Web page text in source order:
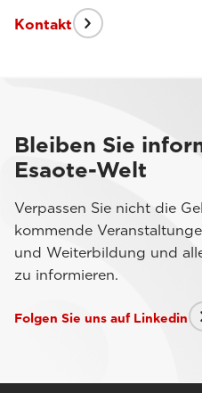
Kontakt
Bleiben Sie
Esaote-Welt
Verpassen Sie nicht die
kommende
und Weiterbildung und
zu informieren.
Folgen Sie uns auf Linkedin